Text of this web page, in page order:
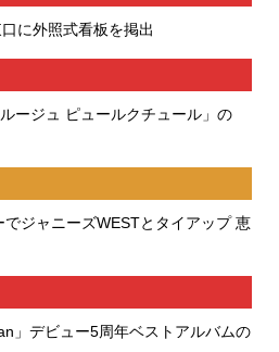
に外照式看板を掲出
ージュ ピュールクチュール」の
でジャニーズWESTとタイアップ 恵
」デビュー5周年ベストアルバムの